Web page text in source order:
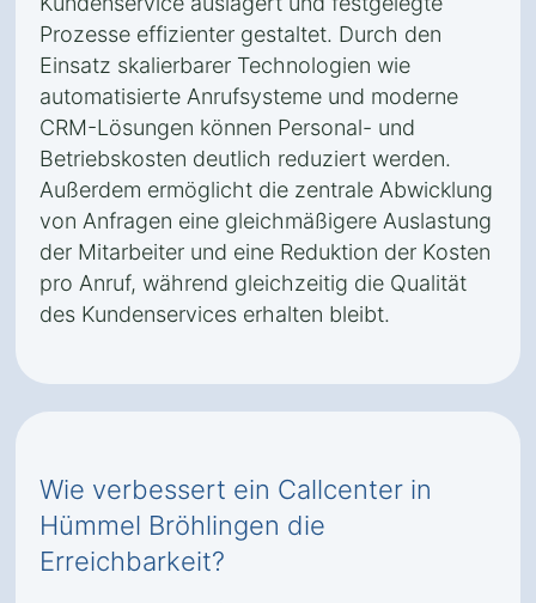
Prozesse effizienter gestaltet. Durch den
Einsatz skalierbarer Technologien wie
automatisierte Anrufsysteme und moderne
CRM-Lösungen können Personal- und
Betriebskosten deutlich reduziert werden.
Außerdem ermöglicht die zentrale Abwicklung
von Anfragen eine gleichmäßigere Auslastung
der Mitarbeiter und eine Reduktion der Kosten
pro Anruf, während gleichzeitig die Qualität
des Kundenservices erhalten bleibt.
Wie verbessert ein Callcenter in
Hümmel Bröhlingen die
Erreichbarkeit?